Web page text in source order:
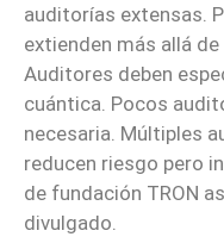
auditorías extensas.
extienden más allá
Auditores deben
cuántica. Pocos
necesaria. Múltiples
reducen riesgo pero
de fundación TRON
divulgado.